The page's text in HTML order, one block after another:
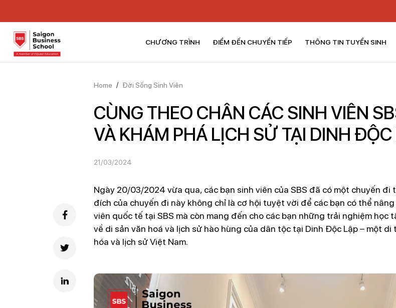
CHƯƠNG TRÌNH ĐIỂM ĐẾN CHUYỂN TIẾP THÔNG TIN TUYỂN SINH
Home / Đời Sống Sinh Viên
CÙNG THEO CHÂN CÁC SINH VIÊN
VÀ KHÁM PHÁ LỊCH SỬ TẠI DINH ĐỘC
21/03/2024
Ngày 20/03/2024 vừa qua, các bạn sinh viên của SBS đã có một chuyến
đích của chuyến đi này không chỉ là cơ hội tuyệt vời để các bạn có thể
viên quốc tế tại SBS mà còn mang đến cho các bạn những trải nghiệm
về di sản văn hoá và lịch sử hào hùng của dân tộc tại Dinh Độc Lập – một
hóa và lịch sử Việt Nam.